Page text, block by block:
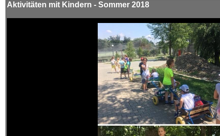
Aktivitäten mit Kindern - Sommer 2018